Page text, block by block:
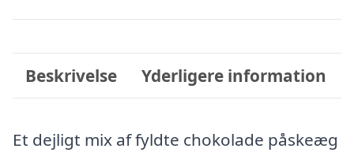
Beskrivelse Yderligere information
Et dejligt mix af fyldte chokolade påskeæg